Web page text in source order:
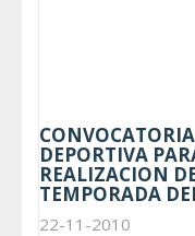
DEPORTIVA
REALIZACION
TEMPORADA
22-11-2010